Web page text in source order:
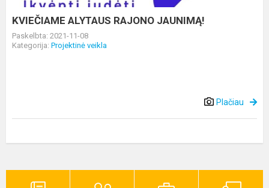
KVIEČIAME ALYTAUS RAJONO JAUNIMĄ!
Paskelbta: 2021-11-08
Kategorija: Projektinė veikla
Plačiau